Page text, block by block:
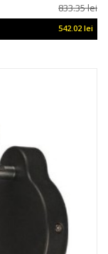
833.35 lei
542.02 lei